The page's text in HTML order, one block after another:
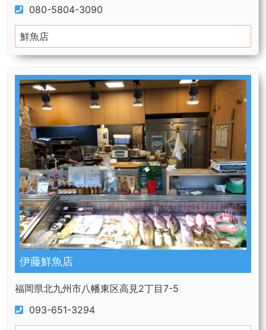
080-5804-3090
鮮魚店
伊藤鮮魚店
福岡県北九州市八幡東区高見2丁目7-5
093-651-3294